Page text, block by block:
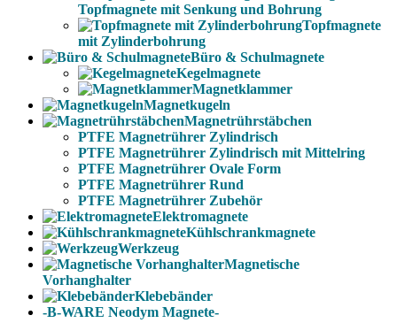
Topfmagnete mit Senkung und Bohrung
Topfmagnete
mit Zylinderbohrung
Büro & Schulmagnete
Kegelmagnete
Magnetklammer
Magnetkugeln
Magnetrührstäbchen
PTFE Magnetrührer Zylindrisch
PTFE Magnetrührer Zylindrisch mit Mittelring
PTFE Magnetrührer Ovale Form
PTFE Magnetrührer Rund
PTFE Magnetrührer Zubehör
Elektromagnete
Kühlschrankmagnete
Werkzeug
Magnetische
Vorhanghalter
Klebebänder
-B-WARE Neodym Magnete-